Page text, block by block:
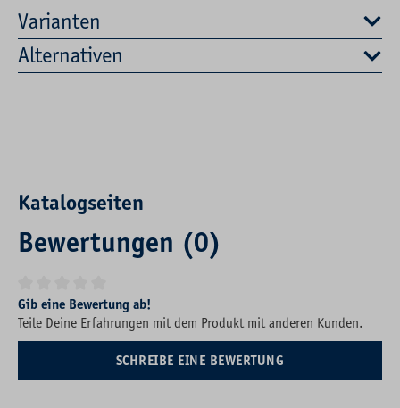
Varianten
Alternativen
Katalogseiten
Bewertungen (0)
Durchschnittliche Bewertung von 0 von 5 Sternen
Gib eine Bewertung ab!
Teile Deine Erfahrungen mit dem Produkt mit anderen Kunden.
SCHREIBE EINE BEWERTUNG